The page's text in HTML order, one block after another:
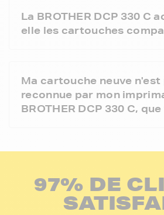
La BROTHER DCP 330 C
elle les cartouches
Ma cartouche neuve n'est
reconnue par mon
BROTHER DCP 330 C,
97% DE